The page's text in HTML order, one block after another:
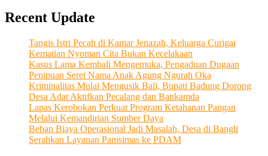
Harus
Dongkrak
Ekonomi,
Tanpa
Ganggu
Lalu
Lintas
Recent Update
Tangis Istri Pecah di Kamar Jenazah, Keluarga Curigai
Kematian Nyoman Cita Bukan Kecelakaan
Kasus Lama Kembali Mengemuka, Pengaduan Dugaan
Penipuan Seret Nama Anak Agung Ngurah Oka
Kriminalitas Mulai Mengusik Bali, Bupati Badung Dorong
Desa Adat Aktifkan Pecalang dan Bankamda
Lapas Kerobokan Perkuat Program Ketahanan Pangan
Melalui Kemandirian Sumber Daya
Beban Biaya Operasional Jadi Masalah, Desa di Bangli
Serahkan Layanan Pamsimas ke PDAM